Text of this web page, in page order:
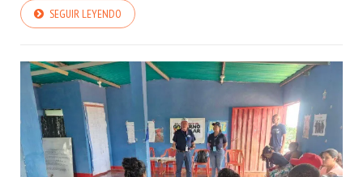
SEGUIR LEYENDO